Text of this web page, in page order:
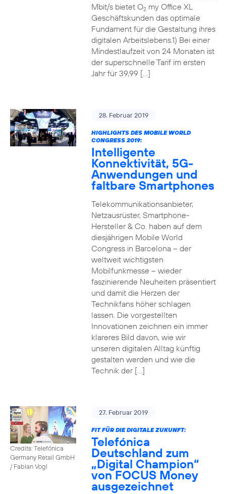
Mbit/s bietet O2my Office XL
Geschäftskunden das optimale
Fundament für die Gestaltung ihres
digitalen Arbeitslebens.1) Bei einer
Mindestlaufzeit von 24 Monaten ist
der superschnelle Tarif im ersten
Jahr für 39,99 […]
28. Februar 2019
HIGHLIGHTS DES MOBILE WORLD
CONGRESS 2019:
Intelligente
Konnektivität, 5G-
Anwendungen und
faltbare Smartphones
Telekommunikationsanbieter,
Netzausrüster, Smartphone-
Hersteller & Co. haben auf dem
diesjährigen Mobile World
Congress in Barcelona – der
weltweit wichtigsten
Mobilfunkmesse – wieder
faszinierende Neuheiten präsentiert
und damit die Herzen der
Technikfans höher schlagen
lassen. Die vorgestellten
Innovationen zeichnen ein immer
klareres Bild davon, wie wir
unseren digitalen Alltag künftig
gestalten werden und wie die
Technik der […]
Credits: Telefónica
Germany Retail GmbH
/ Fabian Vogl
27. Februar 2019
FIT FÜR DIE DIGITALE ZUKUNFT:
Telefónica
Deutschland zum
„Digital Champion“
von FOCUS Money
ausgezeichnet